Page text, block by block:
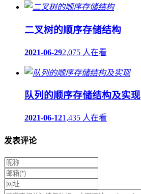
二叉树的顺序存储结构
2021-06-292,075 人在看
队列的顺序存储结构及实现
2021-06-121,435 人在看
发表评论